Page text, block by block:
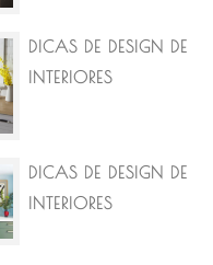
DICAS DE DESIGN DE
INTERIORES
DICAS DE DESIGN DE
INTERIORES